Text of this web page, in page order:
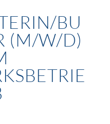
BU
(M/W/D)